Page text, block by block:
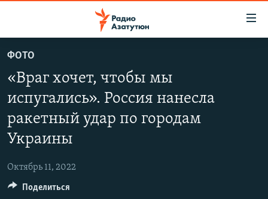
основному
содержанию
Перейти
основной
Перейти
НОВОСТИ
ПОЛИТИКА
ОБЩЕСТВО
ЭКОНОМИКА
РЕГИОН
НАГОРНЫЙ КАРАБАХ
ФОТО
«Враг хочет, чтобы мы
испугались». Россия нанесла
ракетный удар по городам
Украины
Октябрь 11, 2022
Поделиться